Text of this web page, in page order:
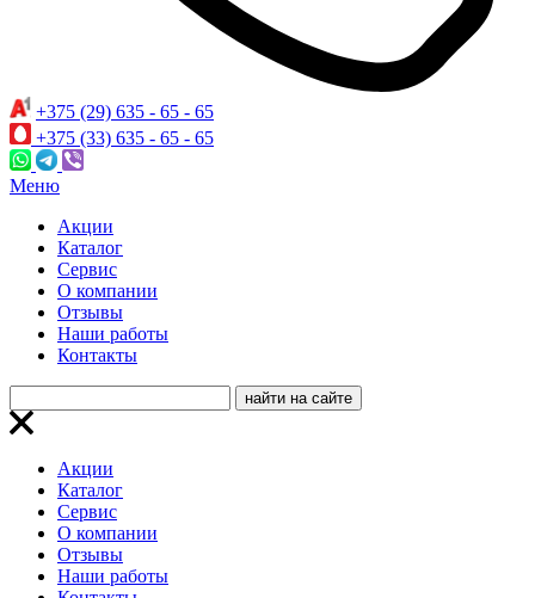
+375 (29) 635 - 65 - 65
+375 (33) 635 - 65 - 65
Меню
Акции
Каталог
Сервис
О компании
Отзывы
Наши работы
Контакты
Акции
Каталог
Сервис
О компании
Отзывы
Наши работы